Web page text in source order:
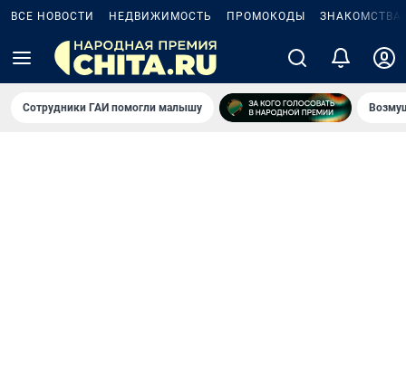
ВСЕ НОВОСТИ НЕДВИЖИМОСТЬ ПРОМОКОДЫ ЗНАКОМСТВА
Сотрудники ГАИ помогли малышу